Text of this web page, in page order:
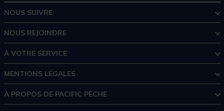
NOUS SUIVRE
NOUS REJOINDRE
À VOTRE SERVICE
MENTIONS LÉGALES
À PROPOS DE PACIFIC PÊCHE